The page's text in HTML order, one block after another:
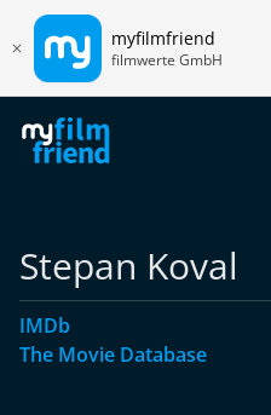
myfilmfriend
filmwerte GmbH
Stepan Koval
IMDb
The Movie Database